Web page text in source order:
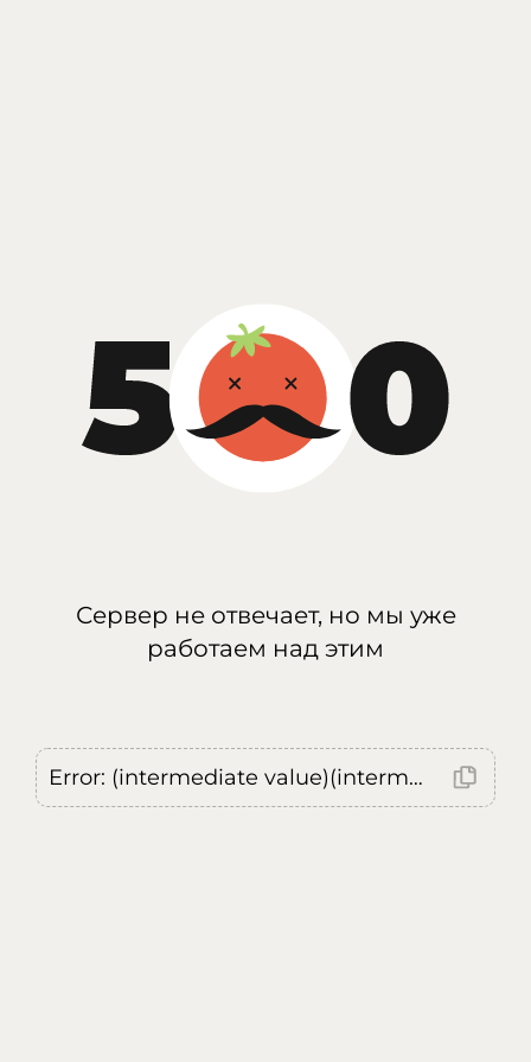
Сервер не отвечает, но мы уже
работаем над этим
Error: (intermediate value)(intermediate value)(intermediate value).replaceAll is not a function